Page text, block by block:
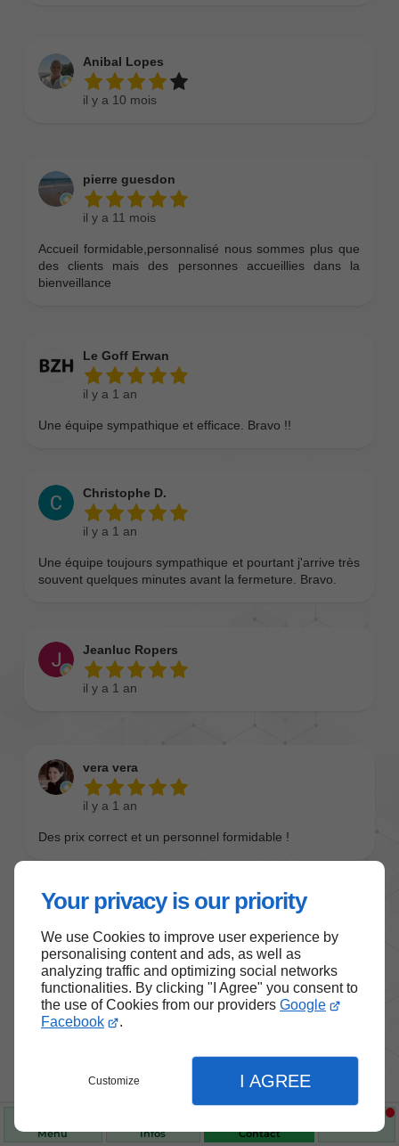
Your privacy is our priority
We use Cookies to improve user experience by
personalising content and ads, as well as
analyzing traffic and optimizing social networks
functionalities. By clicking "I Agree" you consent to
the use of Cookies from our providers Google
Facebook
.
Customize I AGREE
Menu Infos Contact
Nos produits de santé et de